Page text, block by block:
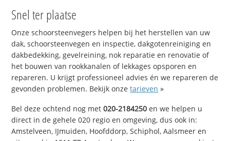
Snel ter plaatse
Onze schoorsteenvegers helpen bij het herstellen van uw
dak, schoorsteenvegen en inspectie, dakgotenreiniging en
dakbedekking, gevelreining, nok reparatie en renovatie of
het bouwen van rookkanalen of lekkages opsporen en
repareren. U krijgt professioneel advies én we repareren de
gevonden problemen. Bekijk onzetarieven »
Bel deze ochtend nog met020-2184250 en we helpen u
direct in de gehele 020 regio en omgeving, dus ook in:
Amstelveen, IJmuiden, Hoofddorp, Schiphol, Aalsmeer en